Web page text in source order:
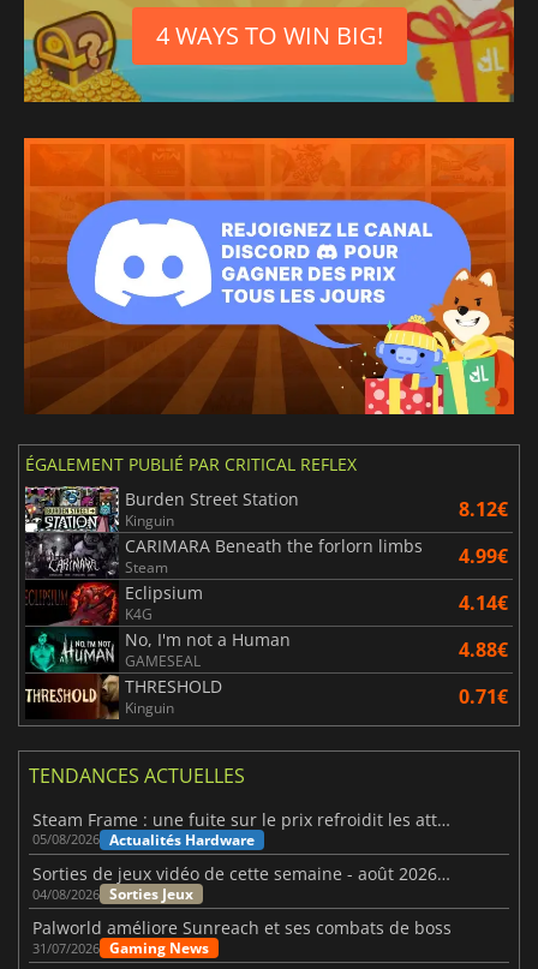
4 WAYS TO WIN BIG!
ÉGALEMENT PUBLIÉ PAR CRITICAL REFLEX
Burden Street Station
Kinguin 8.12€
CARIMARA Beneath the forlorn limbs
Steam 4.99€
Eclipsium
K4G 4.14€
No, I'm not a Human
GAMESEAL 4.88€
THRESHOLD
Kinguin 0.71€
TENDANCES ACTUELLES
Steam Frame : une fuite sur le prix refroidit les attentes VR
05/08/2026 Actualités Hardware
Sorties de jeux vidéo de cette semaine - août 2026 (semaine 32)
04/08/2026 Sorties Jeux
Palworld améliore Sunreach et ses combats de boss
31/07/2026 Gaming News